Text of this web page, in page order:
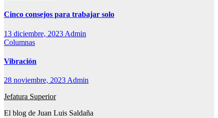
Cinco consejos para trabajar solo
13 diciembre, 2023 Admin
Columnas
Vibración
28 noviembre, 2023 Admin
Jefatura Superior
El blog de Juan Luis Saldaña